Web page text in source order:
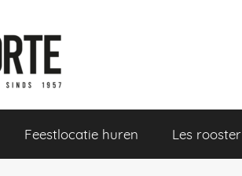
Feestlocatie huren Les rooster